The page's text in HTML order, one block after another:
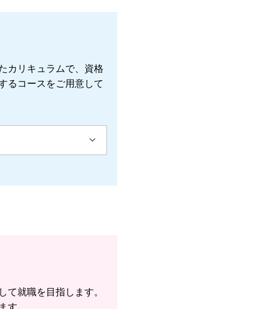
カリキュラムで、資格
るコースをご用意して
就職を目指します。